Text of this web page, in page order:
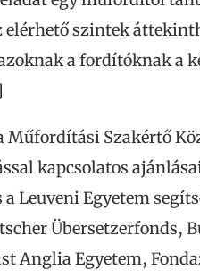
szintek
a fordítóknak a
Műfordítási Szakértő
kapcsolatos
Leuveni Egyetem
Übersetzerfonds,
Anglia Egyetem,